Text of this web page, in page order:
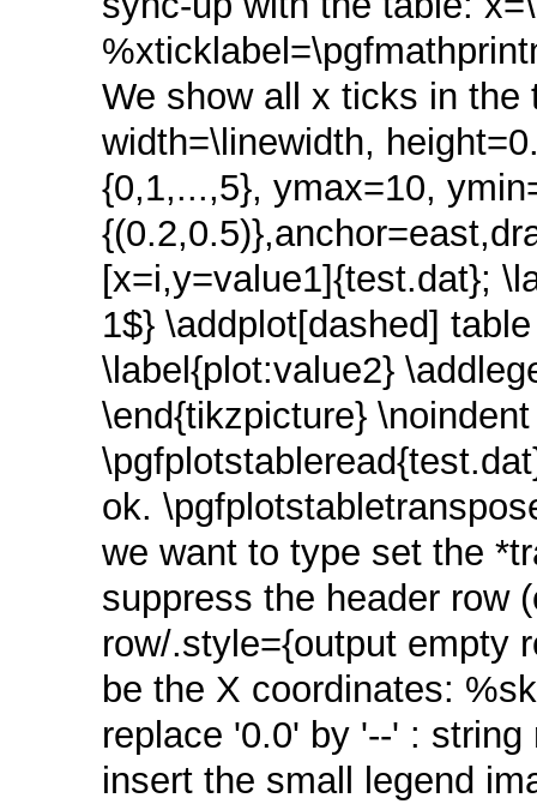
We show all x ticks in the
width=\linewidth,
{0,1,...,5}, ymax=10,
[x=i,y=value1]{test.dat};
1$} \addplot[dashed]
\label{plot:value2}
\end{tikzpicture}
ok.
we want to type set the
suppress the header row
row/.style={output empty
be the X coordinates:
replace '0.0' by '--' :
insert the small legend